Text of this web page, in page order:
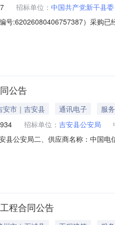
招标单位： 中国共产党新干县
号:62026080406757387）采购
委员会政法委员会采购单位地址
公告
安市｜吉安县 通讯电子
服务
招标单位： 吉安县公安局
县公安局二、供应商名称：中国
方式1、采购人名称：吉安县公安
程合同公告